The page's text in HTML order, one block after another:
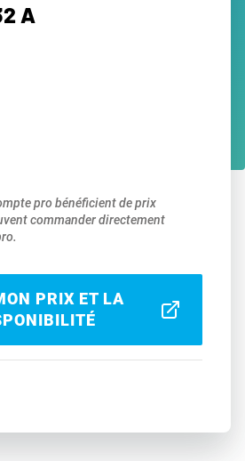
A
pro bénéficient de prix
commander directement
PRIX ET LA